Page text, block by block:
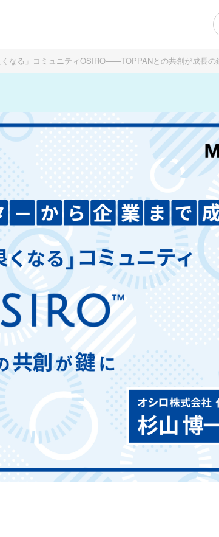
なる」コミュニティOSIRO——TOPPANとの共創が成長の